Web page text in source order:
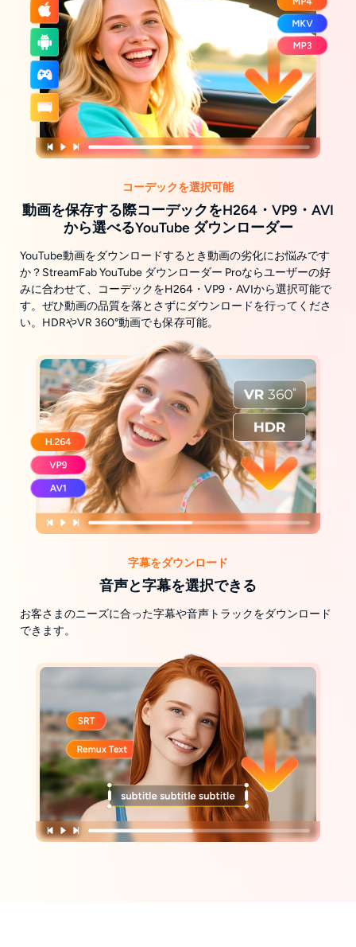
コーデックを選択可能
動画を保存する際コーデックをH264・VP9・AVI
から選べるYouTube ダウンローダー
YouTube動画をダウンロードするとき動画の劣化にお悩みです
か？StreamFab YouTube ダウンローダー Proならユーザーの好
みに合わせて、コーデックをH264・VP9・AVIから選択可能で
す。ぜひ動画の品質を落とさずにダウンロードを行ってくださ
い。HDRやVR 360°動画でも保存可能。
字幕をダウンロード
音声と字幕を選択できる
お客さまのニーズに合った字幕や音声トラックをダウンロード
できます。